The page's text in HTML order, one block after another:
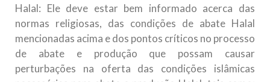
Halal: Ele deve estar bem informado acerca das
normas religiosas, das condições de abate Halal
mencionadas acima e dos pontos críticos no processo
de abate e produção que possam causar
perturbações na oferta das condições islâmicas